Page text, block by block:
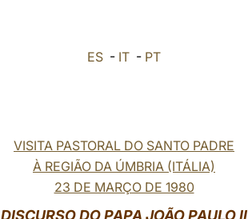
ES - IT - PT
VISITA PASTORAL DO SANTO PADRE
À REGIÃO DA ÚMBRIA (ITÁLIA)
23 DE MARÇO DE 1980
DISCURSO DO PAPA JOÃO PAULO II